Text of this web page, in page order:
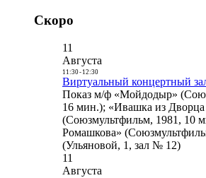
Скоро
11
Августа
11:30- 12:30
Виртуальный концертный
Показ м/ф «Мойдодыр»
16 мин.); «Ивашка из Дворца
(Союзмультфильм, 1981, 10
Ромашкова»
(Ульяновой, 1, зал № 12)
11
Августа